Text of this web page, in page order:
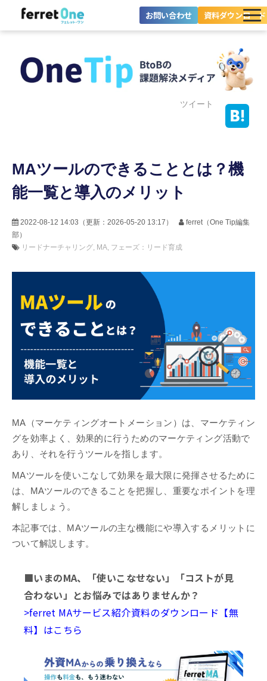
お問い合わせ 資料ダウンロード
ツール・機能一覧
料金プラン
セミナー
ツイート
MAツールのできることとは？機
能一覧と導入のメリット
2022-08-12 14:03 （更新： 2026-05-20 13:17 ）
ferret（One Tip編集
部）
リードナーチャリング MA フェーズ：リード育成
MA（マーケティングオートメーション）は、マーケティン
グを効率よく、効果的に行うためのマーケティング活動で
あり、それを行うツールを指します。
MAツールを使いこなして効果を最大限に発揮させるために
は、MAツールのできることを把握し、重要なポイントを理
解しましょう。
本記事では、MAツールの主な機能にや導入するメリットに
ついて解説します。
■いまのMA、「使いこなせない」「コストが見
合わない」とお悩みではありませんか？
>ferret MAサービス紹介資料のダウンロード【無
料】はこちら